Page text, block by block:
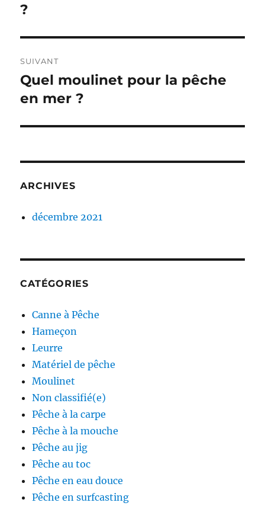
l’article
précédente :
?
SUIVANT
Publication
suivante :
Quel moulinet pour la pêche
en mer ?
ARCHIVES
décembre 2021
CATÉGORIES
Canne à Pêche
Hameçon
Leurre
Matériel de pêche
Moulinet
Non classifié(e)
Pêche à la carpe
Pêche à la mouche
Pêche au jig
Pêche au toc
Pêche en eau douce
Pêche en surfcasting